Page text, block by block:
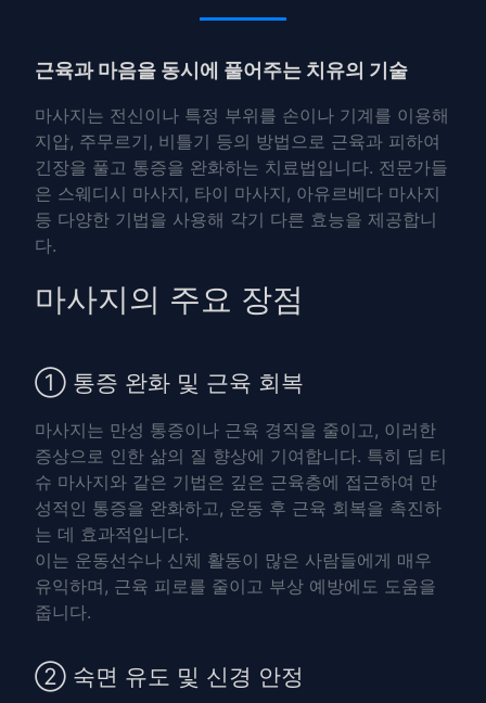
근육과 마음을 동시에 풀어주는 치유의 기술
마사지는 전신이나 특정 부위를 손이나 기계를 이용해
지압, 주무르기, 비틀기 등의 방법으로 근육과 피하여
긴장을 풀고 통증을 완화하는 치료법입니다. 전문가들
은 스웨디시 마사지, 타이 마사지, 아유르베다 마사지
등 다양한 기법을 사용해 각기 다른 효능을 제공합니
다.
마사지의 주요 장점
① 통증 완화 및 근육 회복
마사지는 만성 통증이나 근육 경직을 줄이고, 이러한
증상으로 인한 삶의 질 향상에 기여합니다. 특히 딥 티
슈 마사지와 같은 기법은 깊은 근육층에 접근하여 만
성적인 통증을 완화하고, 운동 후 근육 회복을 촉진하
는 데 효과적입니다.
이는 운동선수나 신체 활동이 많은 사람들에게 매우
유익하며, 근육 피로를 줄이고 부상 예방에도 도움을
줍니다.
② 숙면 유도 및 신경 안정